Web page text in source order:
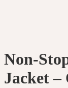
Non-
Jacket –